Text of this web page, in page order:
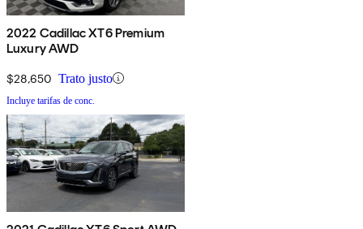
2022 Cadillac XT6 Premium
Luxury AWD
$28,650 Trato justo
Incluye tarifas de conc.